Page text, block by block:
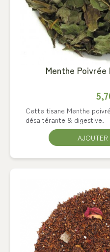
Menthe Poivrée
Cette tisane Menthe
désaltérante & digestive.
AJOUTER